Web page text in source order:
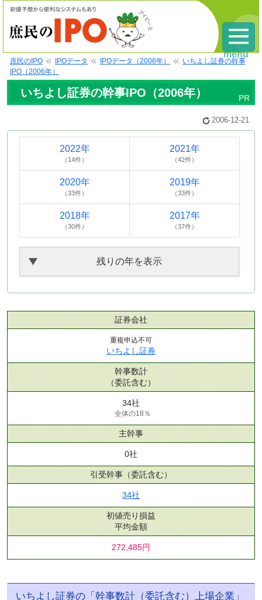
庶民のIPO IPOデータ IPOデータ（2006年）
いちよし証券の幹事
IPO（2006年）
いちよし証券の幹事IPO（2006年）
2006-12-21
2022年
（14件）
2021年
（42件）
2020年
（33件）
2019年
（33件）
2018年
（30件）
2017年
（37件）
残りの年を表示
証券会社
重複申込不可
いちよし証券
幹事数計
（委託含む）
34社
全体の18％
主幹事
0社
引受幹事 （委託含む）
34社
初値売り損益
平均金額
272,485円
いちよし証券の「幹事数計（委託含む）上場企業」
menu